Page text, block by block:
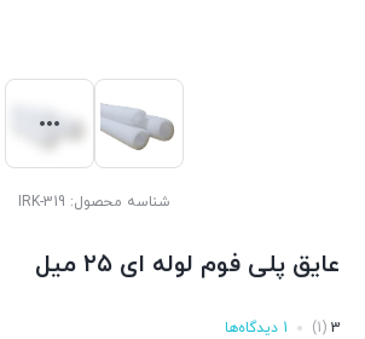
شناسه محصول: IRK-319
عایق پلی فوم لوله ای ۲۵ میل
3
(1) 1 دیدگاه‌ها